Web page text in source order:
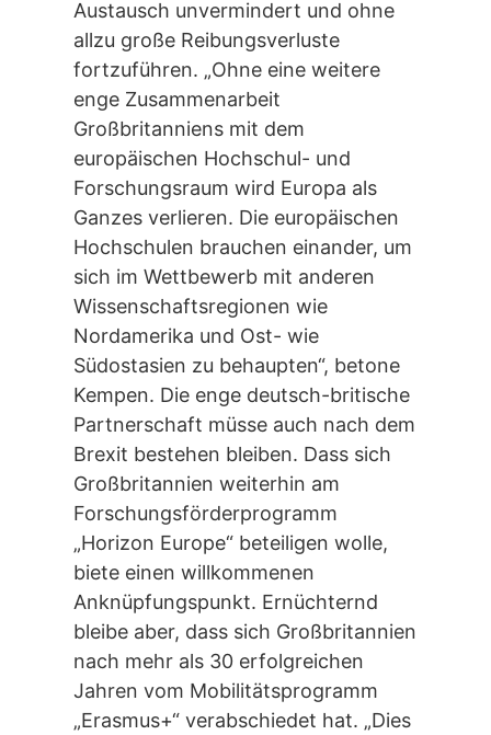
Austausch unvermindert und ohne
allzu große Reibungsverluste
fortzuführen. „Ohne eine weitere
enge Zusammenarbeit
Großbritanniens mit dem
europäischen Hochschul- und
Forschungsraum wird Europa als
Ganzes verlieren. Die europäischen
Hochschulen brauchen einander, um
sich im Wettbewerb mit anderen
Wissenschaftsregionen wie
Nordamerika und Ost- wie
Südostasien zu behaupten“, betone
Kempen. Die enge deutsch-britische
Partnerschaft müsse auch nach dem
Brexit bestehen bleiben. Dass sich
Großbritannien weiterhin am
Forschungsförderprogramm
„Horizon Europe“ beteiligen wolle,
biete einen willkommenen
Anknüpfungspunkt. Ernüchternd
bleibe aber, dass sich Großbritannien
nach mehr als 30 erfolgreichen
Jahren vom Mobilitätsprogramm
„Erasmus+“ verabschiedet hat. „Dies